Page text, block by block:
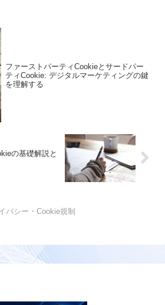
ファーストパーティCookieとサードパー
ティCookie: デジタルマーケティングの鍵
を理解する
の基礎解説と
バシー・Cookie規制